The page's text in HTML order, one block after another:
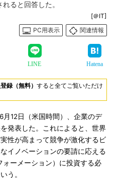
ると回答した。
[＠IT]
PC用表示
関連情報
LINE Hatena
録（無料） すると全てご覧いただけ
12日（米国時間）、企業のデ
発表した。これによると、世界
性が高まって競争が激化するビ
イノベーションの要請に応える
ーメーション）に投資する必
う。